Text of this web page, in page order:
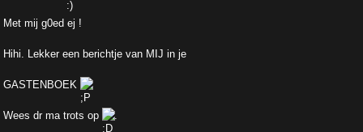
Met mij g0ed ej !
Hihi. Lekker een berichtje van MIJ in je
GASTENBOEK
Wees dr ma trots op .